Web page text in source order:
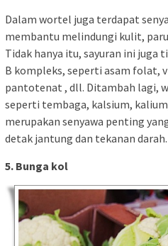
Dalam wortel juga terdapat
membantu melindungi kulit,
Tidak hanya itu, sayuran ini juga
B kompleks, seperti asam folat,
pantotenat , dll. Ditambah lagi,
seperti tembaga, kalsium,
merupakan senyawa penting
detak jantung dan tekanan darah.
5. Bunga kol